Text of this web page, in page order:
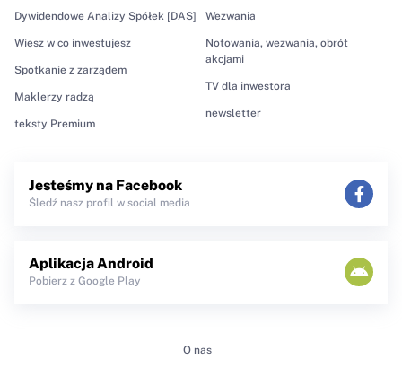
Dywidendowe Analizy Spółek [DAS]
Wiesz w co inwestujesz
Spotkanie z zarządem
Maklerzy radzą
teksty Premium
Wezwania
Notowania, wezwania, obrót
akcjami
TV dla inwestora
newsletter
Jesteśmy na Facebook
Śledź nasz profil w social media
Aplikacja Android
Pobierz z Google Play
O nas